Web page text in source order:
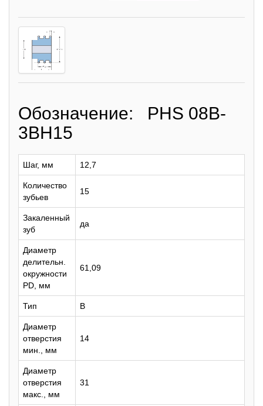
Обозначение: PHS 08B-
3BH15
Шаг, мм 12,7
Количество
зубьев
15
Закаленный
зуб
да
Диаметр
делительн.
окружности
PD, мм
61,09
Тип B
Диаметр
отверстия
мин., мм
14
Диаметр
отверстия
макс., мм
31